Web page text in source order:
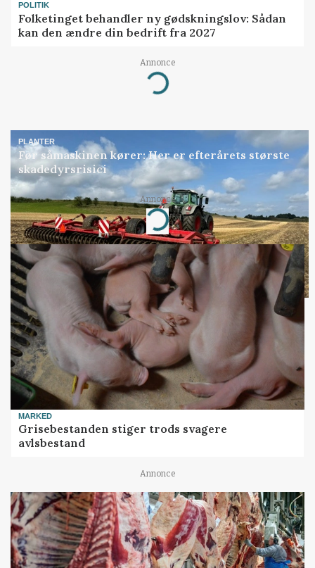
POLITIK
Folketinget behandler ny gødskningslov: Sådan
kan den ændre din bedrift fra 2027
Annonce
Loading...
PLANTER
Før såmaskinen kører: Her er efterårets største
skadedyrsrisici
Annonce
Loading...
MARKED
Grisebestanden stiger trods svagere
avlsbestand
Annonce